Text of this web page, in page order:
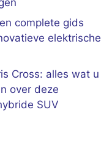
complete gids
elektrische
Cross: alles wat u
over deze
SUV